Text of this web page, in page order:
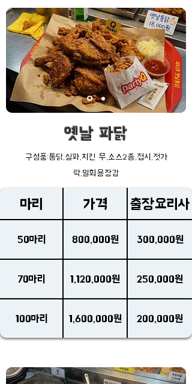
옛날 파닭
구성품:통닭,실파,치킨 무,소스2종,접시,젓가
락,일회용장갑
마리 가격 출장요리사
50마리 800,000원 300,000원
70마리 1,120,000원 250,000원
100마리 1,600,000원 200,000원